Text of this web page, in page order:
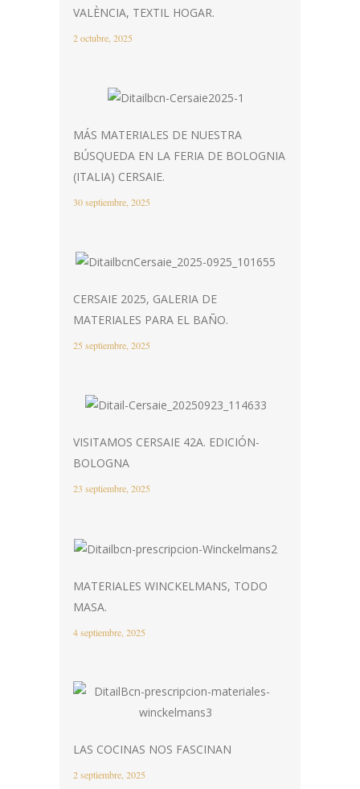
VALÈNCIA, TEXTIL HOGAR.
2 octubre, 2025
MÁS MATERIALES DE NUESTRA
BÚSQUEDA EN LA FERIA DE BOLOGNIA
(ITALIA) CERSAIE.
30 septiembre, 2025
CERSAIE 2025, GALERIA DE
MATERIALES PARA EL BAÑO.
25 septiembre, 2025
VISITAMOS CERSAIE 42A. EDICIÓN-
BOLOGNA
23 septiembre, 2025
MATERIALES WINCKELMANS, TODO
MASA.
4 septiembre, 2025
LAS COCINAS NOS FASCINAN
2 septiembre, 2025